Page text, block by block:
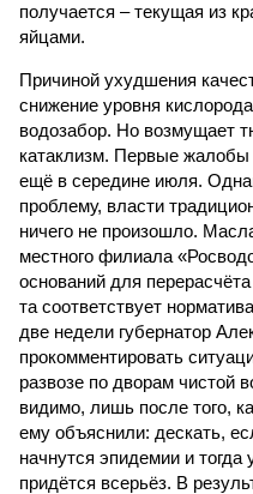
получается – текущая из
яйцами.
Причиной ухудшения
снижение уровня
водозабор. Но возмущает
катаклизм. Первые жалобы
ещё в середине июля.
проблему, власти
ничего не произошло.
местного филиала
оснований для
та соответствует
две недели губернатор
прокомментировать
развозе по дворам чистой
видимо, лишь после того,
ему объяснили: дескать,
начнутся эпидемии и
придётся всерьёз. В